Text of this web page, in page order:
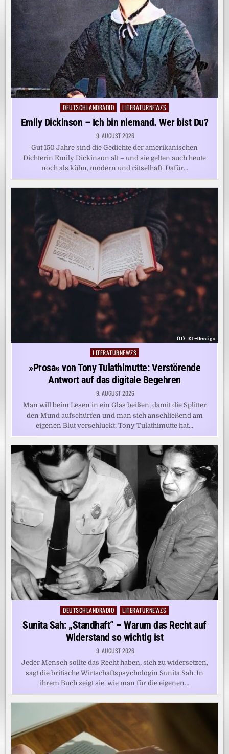
Posted
in
DEUTSCHLANDRADIO LITERATURNEWZS
Emily Dickinson – Ich bin niemand. Wer bist Du?
9. AUGUST 2026
Gut 150 Jahre sind die Gedichte der amerikanischen
Dichterin Emily Dickinson alt – und sie gelten auch heute
noch als kühn, modern und rätselhaft. Dafür…
Posted
LITERATURNEWZS
»Prosa« von Tony Tulathimutte: Verstörende
Antwort auf das digitale Begehren
9. AUGUST 2026
Man will beim Lesen in ein Glas beißen, damit die Splitter
den Mund aufschürfen und man sich anschließend am
eigenen Blut verschluckt: Tony Tulathimutte hat…
Posted
in
DEUTSCHLANDRADIO LITERATURNEWZS
Sunita Sah: „Standhaft“ – Warum das Recht auf
Widerstand so wichtig ist
9. AUGUST 2026
Jeder Mensch sollte das Recht haben, sich zu widersetzen,
sagt die britische Wirtschaftspsychologin Sunita Sah. In
ihrem Buch zeigt sie, wie man für die eigenen…